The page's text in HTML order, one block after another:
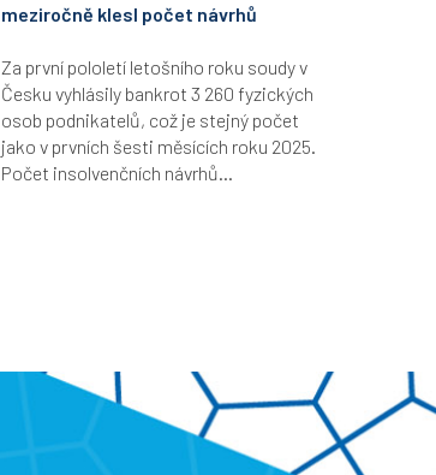
meziročně klesl počet návrhů
Za první pololetí letošního roku soudy v
Česku vyhlásily bankrot 3 260 fyzických
osob podnikatelů, což je stejný počet
jako v prvních šesti měsících roku 2025.
Počet insolvenčních návrhů...